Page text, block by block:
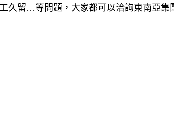
留…等問題，大家都可以洽詢東南亞集